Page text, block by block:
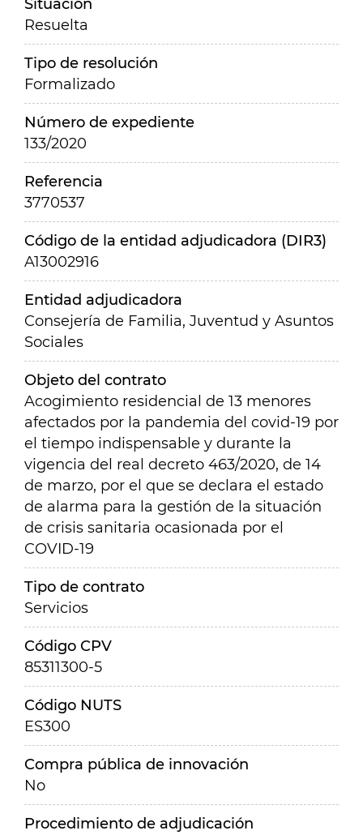
Situación
Resuelta
Tipo de resolución
Formalizado
Número de expediente
133/2020
Referencia
3770537
Código de la entidad adjudicadora (DIR3)
A13002916
Entidad adjudicadora
Consejería de Familia, Juventud y Asuntos
Sociales
Objeto del contrato
Acogimiento residencial de 13 menores
afectados por la pandemia del covid-19 por
el tiempo indispensable y durante la
vigencia del real decreto 463/2020, de 14
de marzo, por el que se declara el estado
de alarma para la gestión de la situación
de crisis sanitaria ocasionada por el
COVID-19
Tipo de contrato
Servicios
Código CPV
85311300-5
Código NUTS
ES300
Compra pública de innovación
No
Procedimiento de adjudicación